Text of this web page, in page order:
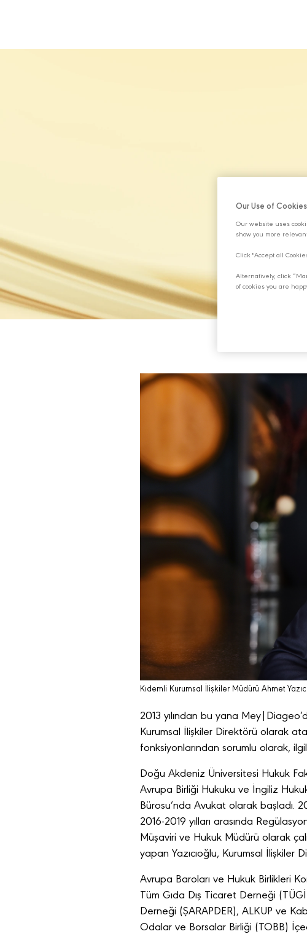
Kıdemli Kurumsal İlişkiler Müdürü Ahmet
2013 yılından bu yana
Kurumsal İlişkiler Direktörü olarak
fonksiyonlarından sorumlu olarak,
Doğu Akdeniz Üniversitesi Hukuk
Avrupa Birliği Hukuku ve İngiliz
Bürosu’nda Avukat olarak başladı.
2016-2019 yılları arasında
Müşaviri ve Hukuk Müdürü olarak
yapan Yazıcıoğlu, Kurumsal İlişkiler
Avrupa Baroları ve Hukuk Birlikleri
Tüm Gıda Dış Ticaret Derneği
Derneği (ŞARAPDER), ALKUP ve
Odalar ve Borsalar Birliği (TOBB)
Our Use of Cookies
Our website uses
show you more
Click "Accept all
Alternatively, click
of cookies you are